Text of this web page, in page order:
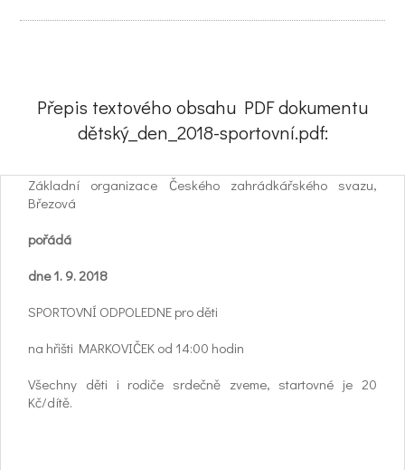
Přepis textového obsahu PDF dokumentu
dětský_den_2018-sportovní.pdf:
Základní organizace Českého zahrádkářského svazu,
Březová
pořádá
dne 1. 9. 2018
SPORTOVNÍ ODPOLEDNE pro děti
na hřišti MARKOVIČEK od 14:00 hodin
Všechny děti i rodiče srdečně zveme, startovné je 20
Kč/dítě.